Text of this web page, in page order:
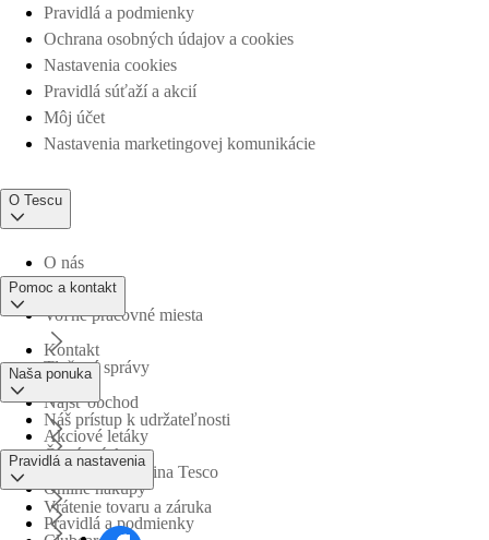
Pravidlá a podmienky
Ochrana osobných údajov a cookies
Nastavenia cookies
Pravidlá súťaží a akcií
Môj účet
Nastavenia marketingovej komunikácie
O Tescu
O nás
Voľné pracovné miesta
Tlačové správy
Náš prístup k udržateľnosti
Obchodná skupina Tesco
Pomoc a kontakt
Kontakt
Nájsť obchod
Časté otázky
Vrátenie tovaru a záruka
Naša ponuka
Akciové letáky
Online nákupy
Pravidlá a nastavenia
Pravidlá a podmienky